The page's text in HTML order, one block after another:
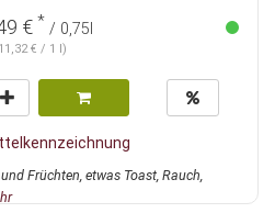
€ * / 0,75l
€ / 1 l)
Früchten, etwas Toast, Rauch,